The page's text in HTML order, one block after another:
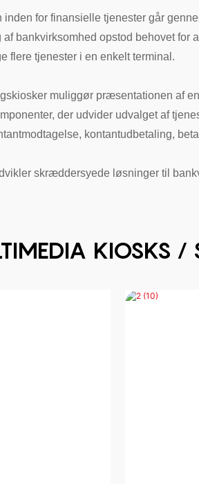
inden for finansielle tjenester går
af bankvirksomhed opstod behovet
flere tjenester i en enkelt terminal.
muliggør præsentationen af
der udvider udvalget af
kontantudbetaling,
skræddersyede løsninger til
KIOSKS